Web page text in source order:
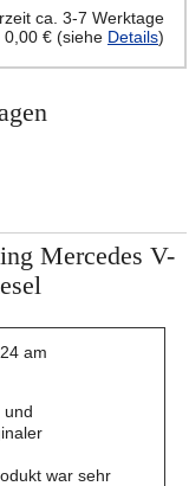
ca. 3-7 Werktage
0,00 € (siehe Details)
Mercedes V-
am
und
war sehr